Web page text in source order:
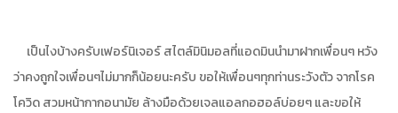
เป็นไงบ้างครับเฟอร์นิเจอร์ สไตล์มินิมอลที่แอดมินนำมาฝากเพื่อนๆ หวัง
ว่าคงถูกใจเพื่อนๆไม่มากก็น้อยนะครับ ขอให้เพื่อนๆทุกท่านระวังตัว จากโรค
โควิด สวมหน้ากากอนามัย ล้างมือด้วยเจลแอลกอฮอล์บ่อยๆ และขอให้